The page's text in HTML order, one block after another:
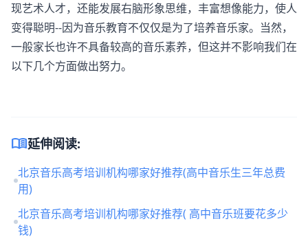
现艺术人才，还能发展右脑形象思维，丰富想像能力，使人
变得聪明--因为音乐教育不仅仅是为了培养音乐家。当然，
一般家长也许不具备较高的音乐素养，但这并不影响我们在
以下几个方面做出努力。
menu_book延伸阅读:
北京音乐高考培训机构哪家好推荐(高中音乐生三年总费
用)
北京音乐高考培训机构哪家好推荐( 高中音乐班要花多少
钱)